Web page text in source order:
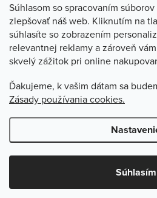
Súhlasom so spracovaním
zlepšovať náš web. Kliknutím na
súhlasíte so zobrazením
relevantnej reklamy a zároveň
skvelý zážitok pri online
Ďakujeme, k vašim dátam sa
Zásady používania cookies.
Súhlasím
O Stevula
Poradňa
Copyright 2026Stevula.sk. Všetky
nastavenie